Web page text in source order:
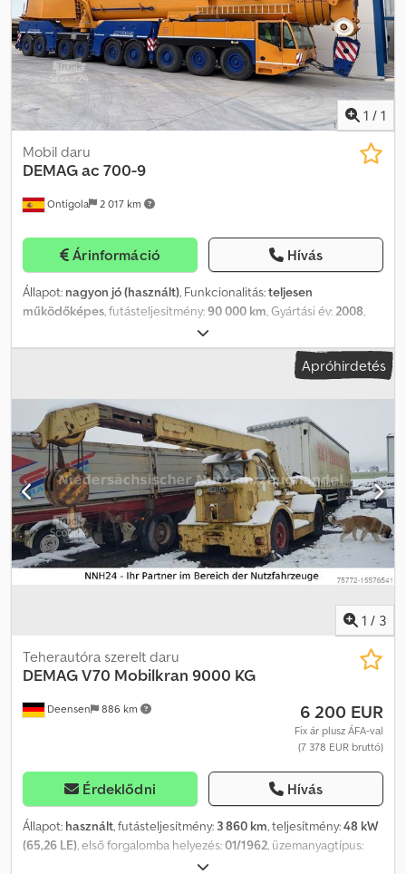
1 / 1
Ontígola 2 017 km
Mobil daru
DEMAGac 700-9
Árinformáció Hívás
Állapot: nagyon jó (használt), Funkcionalitás:teljesen
működőképes, futásteljesítmény:90 000 km, Gyártási év:2008,
, Demag AC 700-9 Dcodpfx Ajztckvoidok
Apróhirdetés
1 / 3
Deensen 886 km
Teherautóra szerelt daru
DEMAGV70 Mobilkran 9000 KG
6 200 EUR
Fix ár plusz ÁFA-val
(7 378 EUR bruttó)
Érdeklődni Hívás
Állapot: használt, futásteljesítmény: 3 860 km, teljesítmény:48 kW
(65,26 LE), első forgalomba helyezés:01/1962, üzemanyagtípus:
, tengelyelrendezés: